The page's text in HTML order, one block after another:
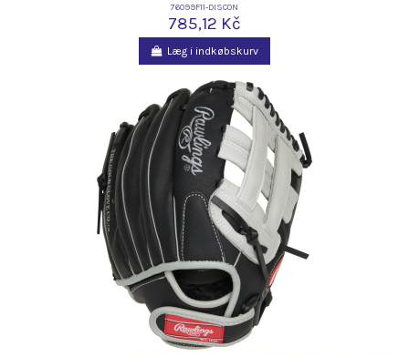
76099F11-DISCON
785,12 Kč
Læg i indkøbskurv